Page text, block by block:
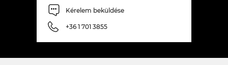
Kérelem beküldése
+36 1 701 3855